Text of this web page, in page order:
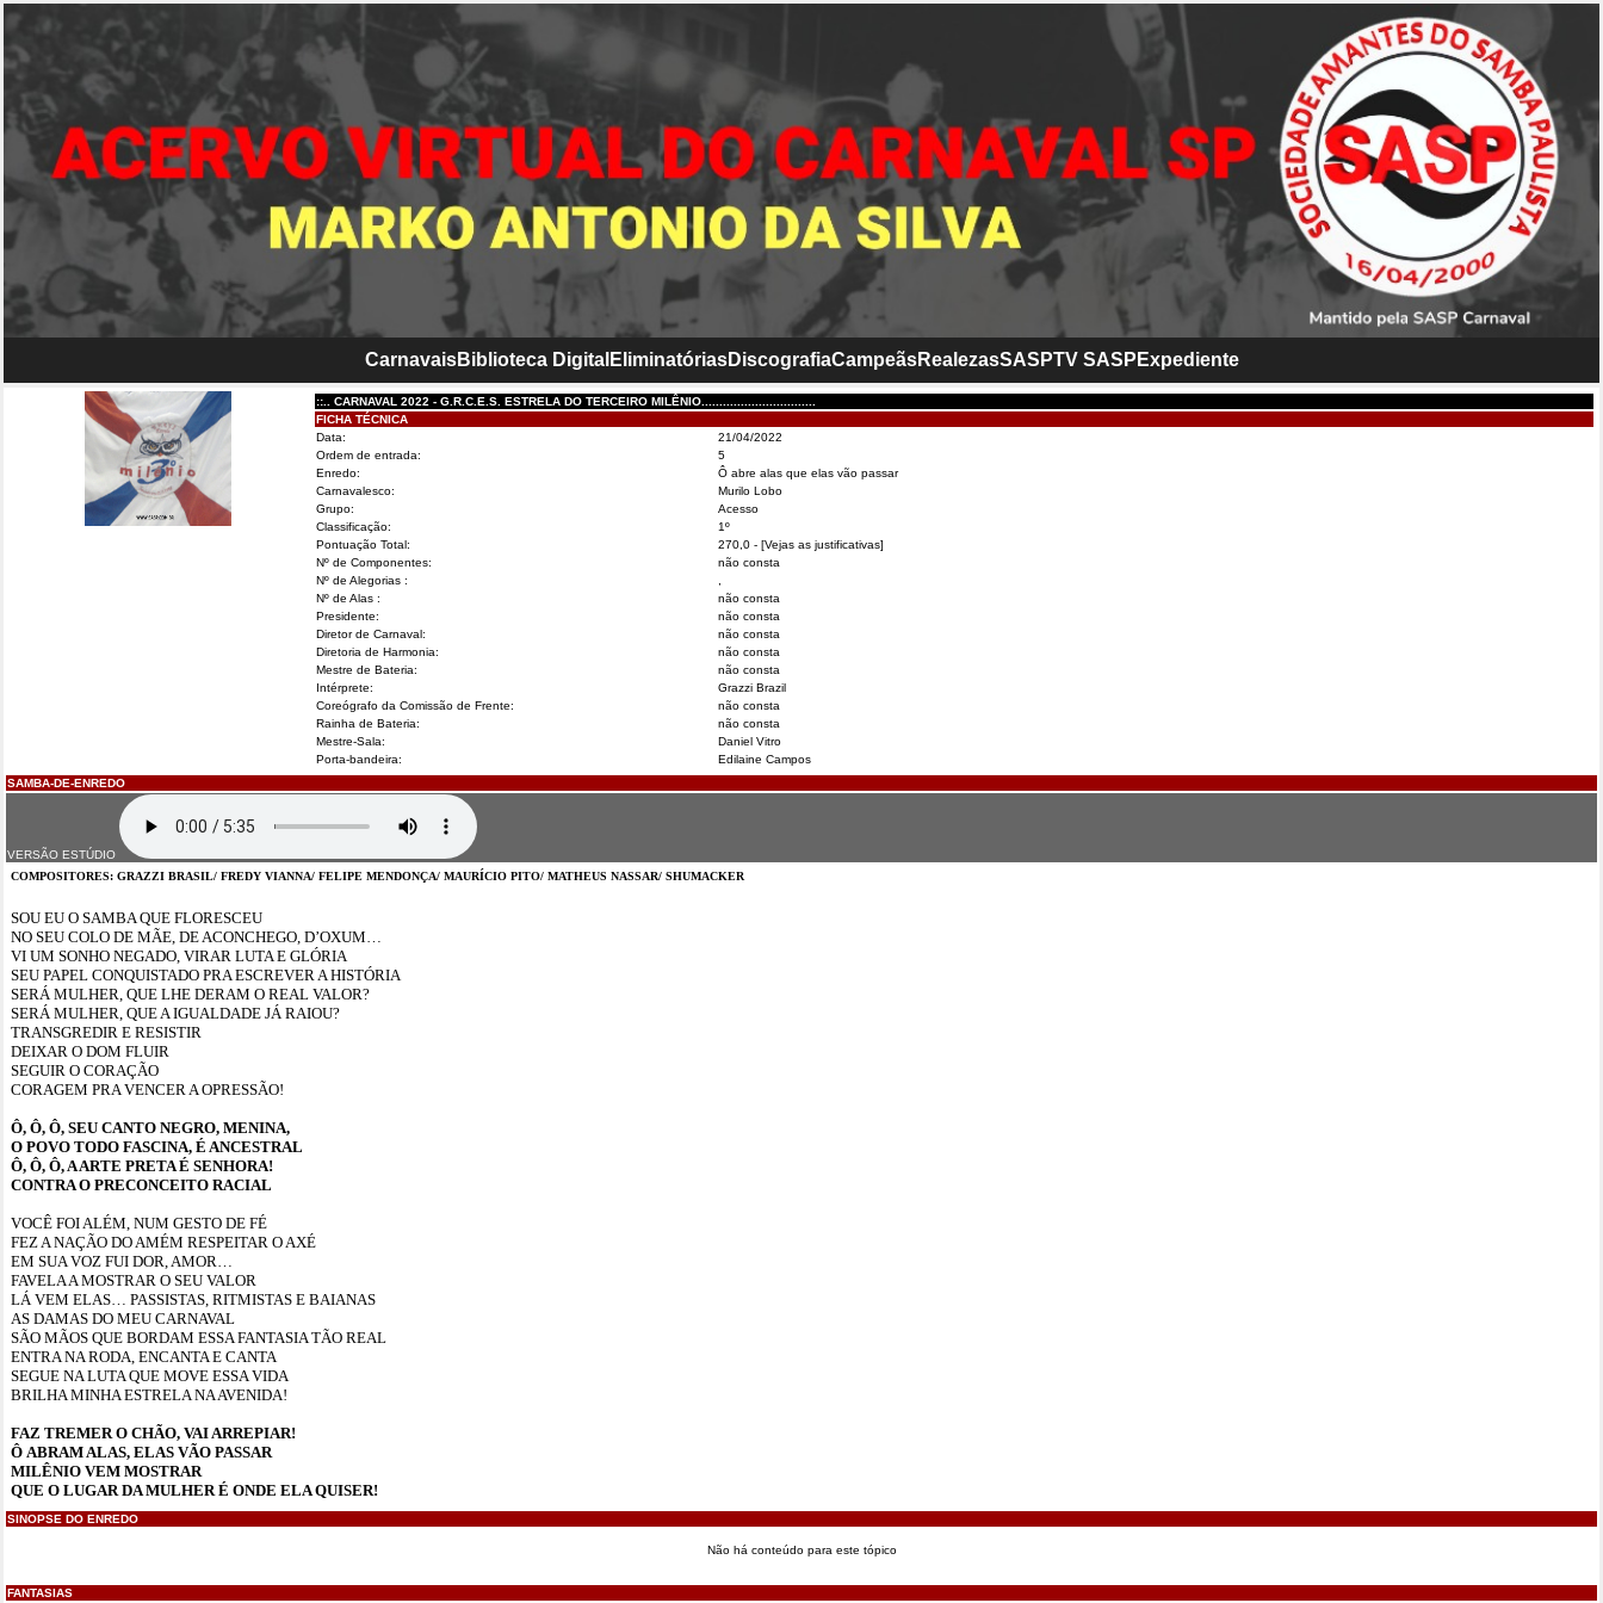
CarnavaisBiblioteca Digital EliminatóriasDiscografiaCampeãsRealezasSASPTV SASP Expediente
::.. CARNAVAL 2022 - G.R.C.E.S. ESTRELA DO TERCEIRO MILÊNIO................................
FICHA TÉCNICA
Data:
21/04/2022
Ordem de entrada:
5
Enredo:
Ô abre alas que elas vão passar
Carnavalesco:
Murilo Lobo
Grupo:
Acesso
Classificação:
1º
Pontuação Total:
270,0 - [Vejas as justificativas]
Nº de Componentes:
não consta
Nº de Alegorias :
Nº de Alas :
não consta
Presidente:
não consta
Diretor de Carnaval:
não consta
Diretoria de Harmonia:
não consta
Mestre de Bateria:
não consta
Intérprete:
Grazzi Brazil
Coreógrafo da Comissão de Frente:
não consta
Rainha de Bateria:
não consta
Mestre-Sala:
Daniel Vitro
Porta-bandeira:
Edilaine Campos
SAMBA-DE-ENREDO
VERSÃO ESTÚDIO
COMPOSITORES: GRAZZI BRASIL/ FREDY VIANNA/ FELIPE MENDONÇA/ MAURÍCIO PITO/ MATHEUS NASSAR/ SHUMACKER
SOU EU O SAMBA QUE FLORESCEU
NO SEU COLO DE MÃE, DE ACONCHEGO, D’OXUM…
VI UM SONHO NEGADO, VIRAR LUTA E GLÓRIA
SEU PAPEL CONQUISTADO PRA ESCREVER A HISTÓRIA
SERÁ MULHER, QUE LHE DERAM O REAL VALOR?
SERÁ MULHER, QUE A IGUALDADE JÁ RAIOU?
TRANSGREDIR E RESISTIR
DEIXAR O DOM FLUIR
SEGUIR O CORAÇÃO
CORAGEM PRA VENCER A OPRESSÃO!
Ô, Ô, Ô, SEU CANTO NEGRO, MENINA,
O POVO TODO FASCINA, É ANCESTRAL
Ô, Ô, Ô, A ARTE PRETA É SENHORA!
CONTRA O PRECONCEITO RACIAL
VOCÊ FOI ALÉM, NUM GESTO DE FÉ
FEZ A NAÇÃO DO AMÉM RESPEITAR O AXÉ
EM SUA VOZ FUI DOR, AMOR…
FAVELA A MOSTRAR O SEU VALOR
LÁ VEM ELAS… PASSISTAS, RITMISTAS E BAIANAS
AS DAMAS DO MEU CARNAVAL
SÃO MÃOS QUE BORDAM ESSA FANTASIA TÃO REAL
ENTRA NA RODA, ENCANTA E CANTA
SEGUE NA LUTA QUE MOVE ESSA VIDA
BRILHA MINHA ESTRELA NA AVENIDA!
FAZ TREMER O CHÃO, VAI ARREPIAR!
Ô ABRAM ALAS, ELAS VÃO PASSAR
MILÊNIO VEM MOSTRAR
QUE O LUGAR DA MULHER É ONDE ELA QUISER!
SINOPSE DO ENREDO
Não há conteúdo para este tópico
FANTASIAS